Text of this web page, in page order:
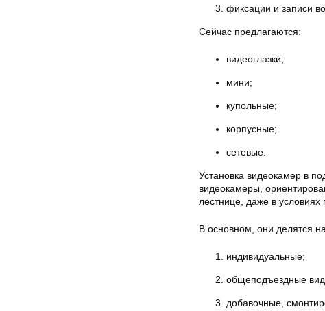
фиксации и записи
Сейчас предлагаются:
видеоглазки;
мини;
купольные;
корпусные;
сетевые.
Установка видеокамер в
видеокамеры,
лестнице, даже в условиях
В основном, они делятся
индивидуальные;
общеподъездные
добавочные,